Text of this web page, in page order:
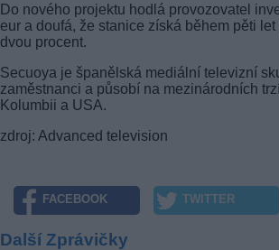
Do nového projektu hodlá provozovatel
eur a doufá, že stanice získá během pěti
dvou procent.
Secuoya je španělská mediální televizní
zaměstnanci a působí na mezinárodních
Kolumbii a USA.
zdroj: Advanced television
FACEBOOK TWITTER
Další Zprávičky